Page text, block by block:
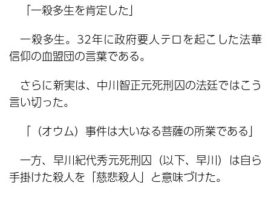
「一殺多生を肯定した」
一殺多生。32年に政府要人テロを起こした法華
信仰の血盟団の言葉である。
さらに新実は、中川智正元死刑囚の法廷ではこう
言い切った。
「（オウム）事件は大いなる菩薩の所業である」
一方、早川紀代秀元死刑囚（以下、早川）は自ら
手掛けた殺人を「慈悲殺人」と意味づけた。